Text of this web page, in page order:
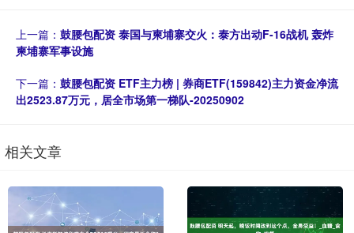
上一篇： 鼓腰包配资 泰国与柬埔寨交火：泰方出动F-16战机 轰炸
柬埔寨军事设施
下一篇： 鼓腰包配资 ETF主力榜 | 券商ETF(159842)主力资金净流
出2523.87万元，居全市场第一梯队-20250902
相关文章